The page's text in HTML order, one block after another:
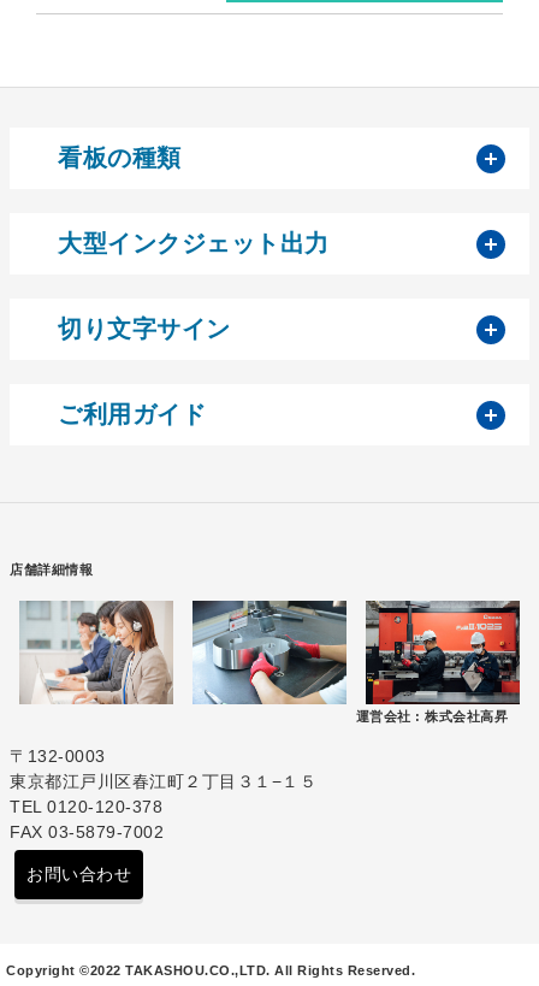
看板の種類
大型インクジェット出力
切り文字サイン
ご利用ガイド
店舗詳細情報
運営会社 : 株式会社高昇
〒132-0003
東京都江戸川区春江町２丁目３１−１５
TEL 0120-120-378
FAX 03-5879-7002
お問い合わせ
Copyright ©2022 TAKASHOU.CO.,LTD. All Rights Reserved.